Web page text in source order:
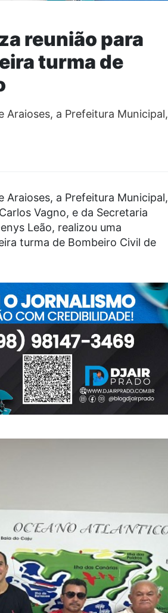
reunião para
turma de
Araioses, a Prefeitura Municipal,
Araioses, a Prefeitura Municipal,
Vagno, e da Secretaria
Leão, realizou uma
turma de Bombeiro Civil de